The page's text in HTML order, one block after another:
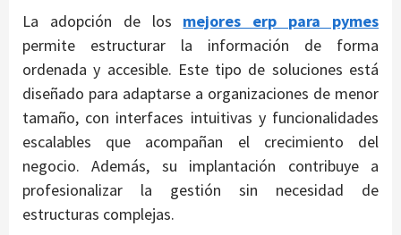
La adopción de los mejores erp para pymes
permite estructurar la información de forma
ordenada y accesible. Este tipo de soluciones está
diseñado para adaptarse a organizaciones de menor
tamaño, con interfaces intuitivas y funcionalidades
escalables que acompañan el crecimiento del
negocio. Además, su implantación contribuye a
profesionalizar la gestión sin necesidad de
estructuras complejas.